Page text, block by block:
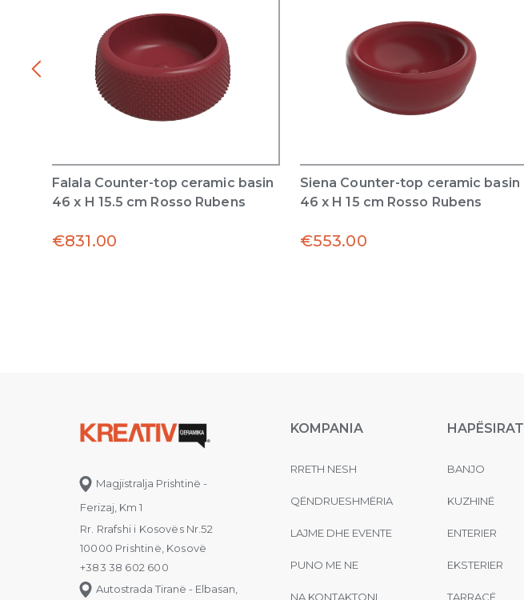
Falala Counter-top ceramic basin
46 x H 15.5 cm Rosso Rubens
€831.00
Siena Counter-top ceramic basin
46 x H 15 cm Rosso Rubens
€553.00
Magjistralja Prishtinë -
Ferizaj, Km 1
Rr. Rrafshi i Kosovës Nr.52
10000 Prishtinë, Kosovë
+383 38 602 600
Autostrada Tiranë - Elbasan,
KOMPANIA
RRETH NESH
QËNDRUESHMËRIA
LAJME DHE EVENTE
PUNO ME NE
NA KONTAKTONI
HAPËSIRAT
BANJO
KUZHINË
ENTERIER
EKSTERIER
TARRACË